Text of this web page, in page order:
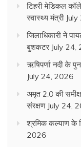
टिहरी मेडिकल
स्वास्थ्य मंत्री
जिलाधिकारी ने
बुशकटर July 24,
ऋषिपर्णा नदी के
July 24, 2026
अमृत 2.0 की
संरक्षण July 24,
श्रमिक कल्याण के
2026